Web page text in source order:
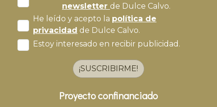
newsletter de Dulce Calvo.
He leído y acepto la política de
privacidad de Dulce Calvo.
Estoy interesado en recibir publicidad.
¡SUSCRIBIRME!
Proyecto confinanciado